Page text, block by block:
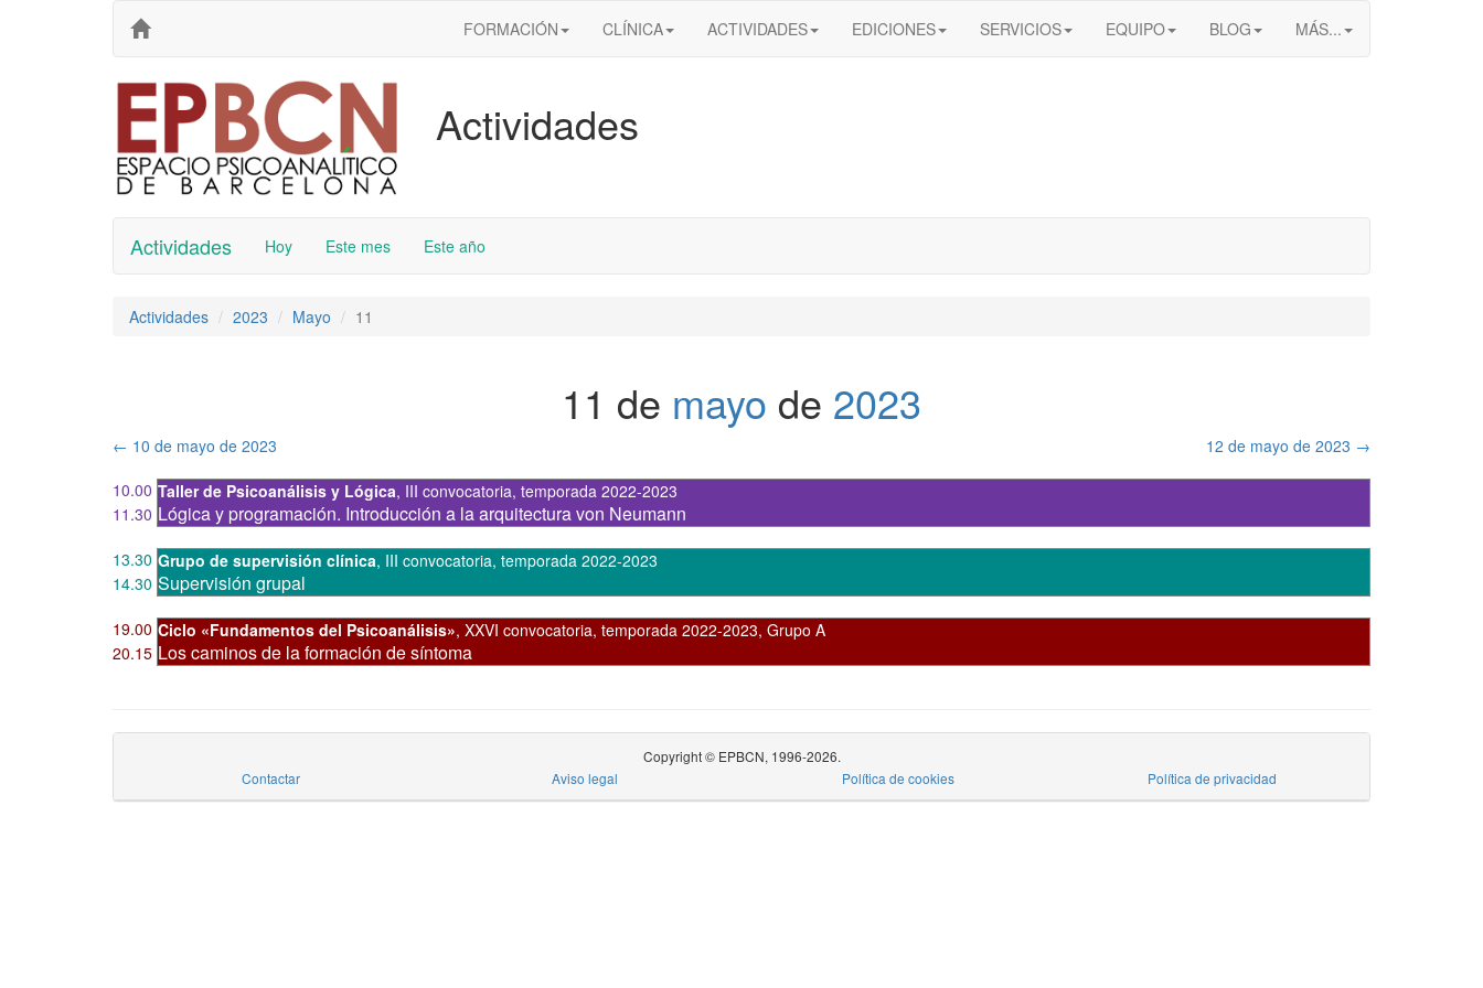
FORMACIÓN CLÍNICA ACTIVIDADES EDICIONES SERVICIOS EQUIPO BLOG MÁS...
Actividades
Actividades Hoy Este mes Este año
Actividades 2023 Mayo 11
11 de mayo de 2023
← 10 de mayo de 2023 12 de mayo de 2023 →
10.00 Taller de Psicoanálisis y Lógica, III convocatoria, temporada 2022-2023
Lógica y programación. Introducción a la arquitectura von Neumann
11.30
13.30 Grupo de supervisión clínica, III convocatoria, temporada 2022-2023
Supervisión grupal
14.30
19.00 Ciclo «Fundamentos del Psicoanálisis», XXVI convocatoria, temporada 2022-2023, Grupo A
Los caminos de la formación de síntoma
20.15
Copyright © EPBCN, 1996-2026.
Contactar
Aviso legal Política de cookies Política de privacidad